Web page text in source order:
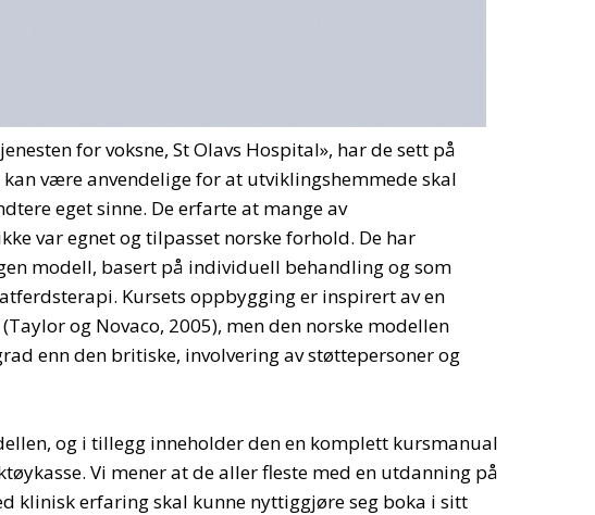
for voksne, St Olavs Hospital», har de sett på
være anvendelige for at utviklingshemmede skal
eget sinne. De erfarte at mange av
var egnet og tilpasset norske forhold. De har
modell, basert på individuell behandling og som
Kursets oppbygging er inspirert av en
og Novaco, 2005), men den norske modellen
enn den britiske, involvering av støttepersoner og
og i tillegg inneholder den en komplett kursmanual
Vi mener at de aller fleste med en utdanning på
klinisk erfaring skal kunne nyttiggjøre seg boka i sitt